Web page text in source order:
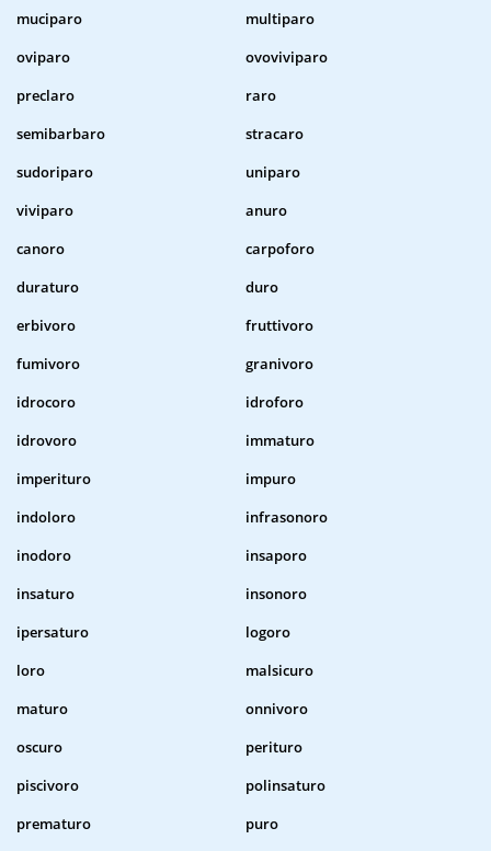
muciparo
multiparo
oviparo
ovoviviparo
preclaro
raro
semibarbaro
stracaro
sudoriparo
uniparo
viviparo
anuro
canoro
carpoforo
duraturo
duro
erbivoro
fruttivoro
fumivoro
granivoro
idrocoro
idroforo
idrovoro
immaturo
imperituro
impuro
indoloro
infrasonoro
inodoro
insaporo
insaturo
insonoro
ipersaturo
logoro
loro
malsicuro
maturo
onnivoro
oscuro
perituro
piscivoro
polinsaturo
prematuro
puro